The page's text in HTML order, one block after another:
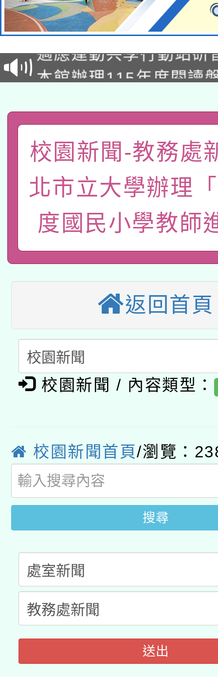
本校115學年度第2次
招甄選結果公告(無人
招)
本館辦理115年度閱讀
礎課程
A3數位素養講師名單
「數位內容與教學軟體
pilot」
有關大陸委員會函釋公
薪期間赴陸應申請許可
轉知經濟部水利署委託
業技術研究院辦理「
用水績優單位及節水達
115年8月22日(星期六
本校115學年度第2次
招甄選結果公告(無人
適應運動共學行動站研
本館辦理115年度閱讀
暨閱讀推動專業研習
科技賦能─人工智慧
礎課程
A3數位素養講師名單
「數位內容與教學軟
薪期間赴陸應申請許可
業技術研究院辦理「
用水績優單位及節水達
115年8月22日(星期六
桃園市孔廟祈福系列
開 智慧啟航」
2026年桃園地景藝術
校園新聞-教務處
北市立大學辦理
度國民小學教師
返回首頁
校園新聞 / 內容類型：
校園新聞首頁/瀏覽：
搜尋
送出